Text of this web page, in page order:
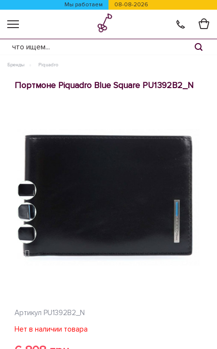
Мы работаем 08-08-2026
Бренды Piquadro
Портмоне Piquadro Blue Square PU1392B2_N
Артикул PU1392B2_N
Нет в наличии товара